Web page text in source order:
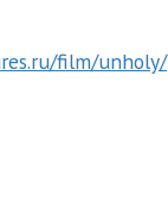
film/unholy/